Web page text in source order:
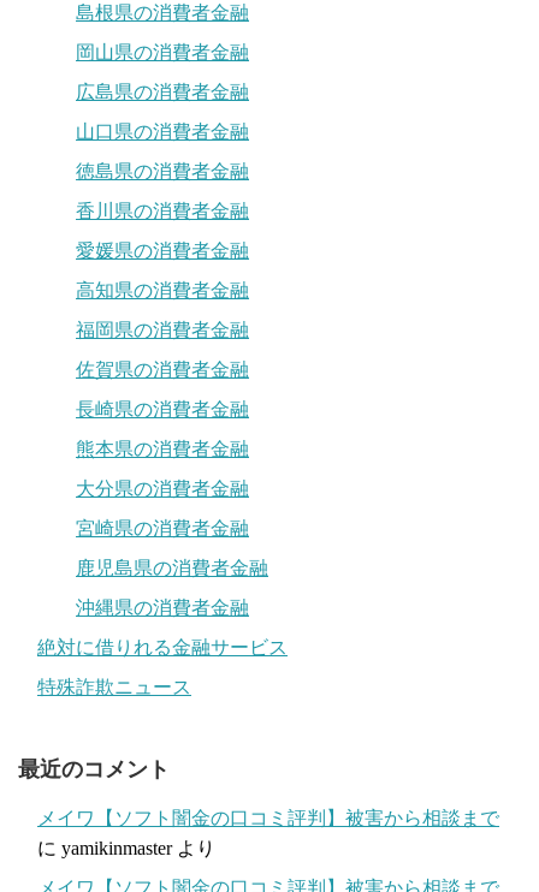
島根県の消費者金融
岡山県の消費者金融
広島県の消費者金融
山口県の消費者金融
徳島県の消費者金融
香川県の消費者金融
愛媛県の消費者金融
高知県の消費者金融
福岡県の消費者金融
佐賀県の消費者金融
長崎県の消費者金融
熊本県の消費者金融
大分県の消費者金融
宮崎県の消費者金融
鹿児島県の消費者金融
沖縄県の消費者金融
絶対に借りれる金融サービス
特殊詐欺ニュース
最近のコメント
メイワ【ソフト闇金の口コミ評判】被害から相談まで
に yamikinmasterより
メイワ【ソフト闇金の口コミ評判】被害から相談まで